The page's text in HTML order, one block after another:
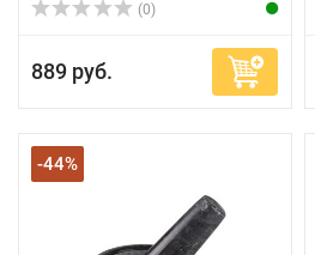
(0)
889 руб.
-44%